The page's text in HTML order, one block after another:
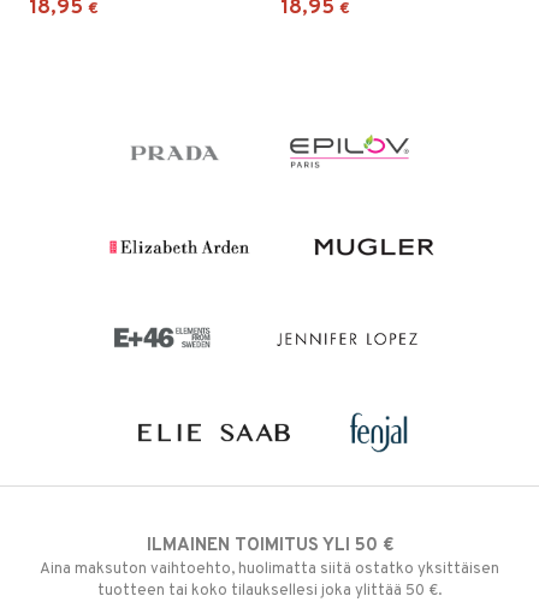
18,95 € 18,95 €
ILMAINEN TOIMITUS YLI 50 €
Aina maksuton vaihtoehto, huolimatta siitä ostatko yksittäisen
tuotteen tai koko tilauksellesi joka ylittää 50 €.